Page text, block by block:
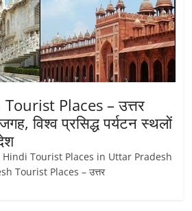
Places – उत्तर
विश्व प्रसिद्ध पर्यटन स्थलों
Hindi Tourist Places in Uttar Pradesh
Tourist Places – उत्तर